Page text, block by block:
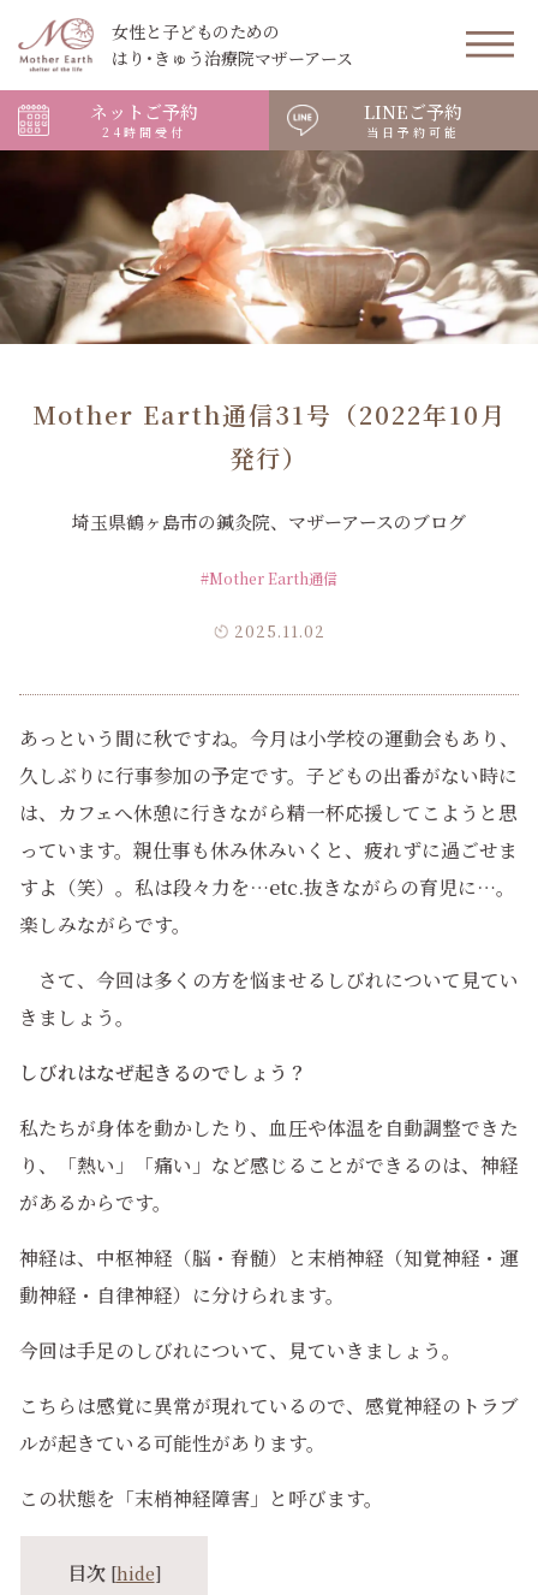
女性と子どものための
はり･きゅう治療院マザーアース
ネットご予約
24時間受付
LINEご予約
当日予約可能
Mother Earth通信31号（2022年10月
発行）
埼玉県鶴ヶ島市の鍼灸院、マザーアースのブログ
#Mother Earth通信
2025.11.02
あっという間に秋ですね。今月は小学校の運動会もあり、
久しぶりに行事参加の予定です。子どもの出番がない時に
は、カフェへ休憩に行きながら精一杯応援してこようと思
っています。親仕事も休み休みいくと、疲れずに過ごせま
すよ（笑）。私は段々力を…etc.抜きながらの育児に…。
楽しみながらです。
さて、今回は多くの方を悩ませるしびれについて見てい
きましょう。
しびれはなぜ起きるのでしょう？
私たちが身体を動かしたり、血圧や体温を自動調整できた
り、「熱い」「痛い」など感じることができるのは、神経
があるからです。
神経は、中枢神経（脳・脊髄）と末梢神経（知覚神経・運
動神経・自律神経）に分けられます。
今回は手足のしびれについて、見ていきましょう。
こちらは感覚に異常が現れているので、感覚神経のトラブ
ルが起きている可能性があります。
この状態を「末梢神経障害」と呼びます。
目次 [hide]